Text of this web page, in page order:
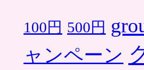
100円 500円
ャンペーン